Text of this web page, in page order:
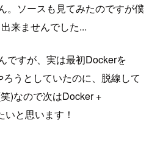
。ソースも見てみたのですが僕
来ませんでした...
ですが、実は最初Dockerを
うとしていたのに、脱線して
)なので次はDocker +
と思います！